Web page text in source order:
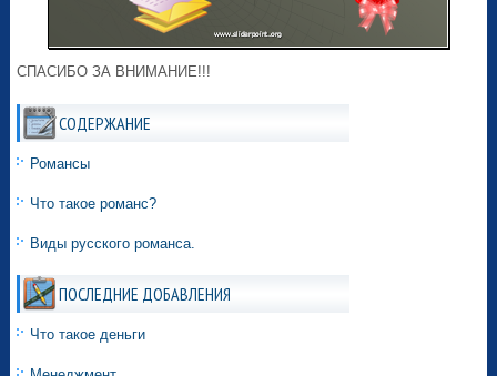
СПАСИБО ЗА ВНИМАНИЕ!!!
СОДЕРЖАНИЕ
Романсы
Что такое романс?
Виды русского романса.
ПОСЛЕДНИЕ ДОБАВЛЕНИЯ
Что такое деньги